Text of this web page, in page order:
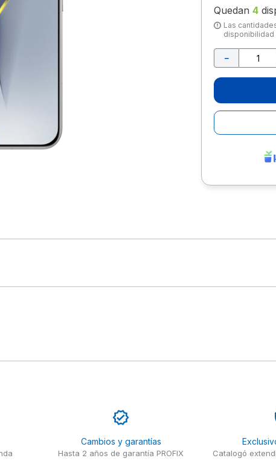
Quedan 4
Las
disponibilidad
－
Cambios y garantías
Hasta 2 años de garantía PROFIX Catalogó
10.